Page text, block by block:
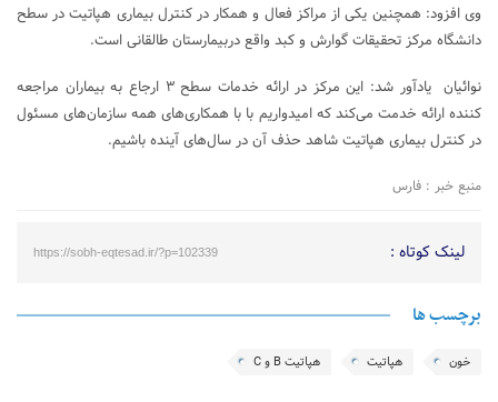
وی افزود: همچنین یکی از مراکز فعال و همکار در کنترل بیماری هپاتیت در سطح
دانشگاه مرکز تحقیقات گوارش و کبد واقع دربیمارستان طالقانی است.
نوائیان یادآور شد: این مرکز در ارائه خدمات سطح ۳ ارجاع به بیماران مراجعه
کننده ارائه خدمت می‌کند که امیدواریم با با همکاری‌های همه سازمان‌های مسئول
در کنترل بیماری هپاتیت شاهد حذف آن در سال‌های آینده باشیم.
منبع خبر : فارس
لینک کوتاه : https://sobh-eqtesad.ir/?p=102339
برچسب ها
خون هپاتیت هپاتیت B و C